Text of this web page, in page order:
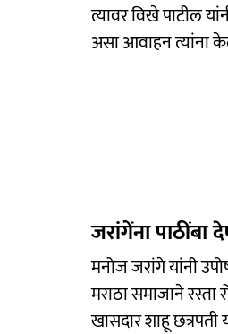
त्यावर विखे पाटील
असा आवाहन त्यांना
जरांगेंना पाठींबा
मनोज जरांगे यांनी
मराठा समाजाने
खासदार शाहू